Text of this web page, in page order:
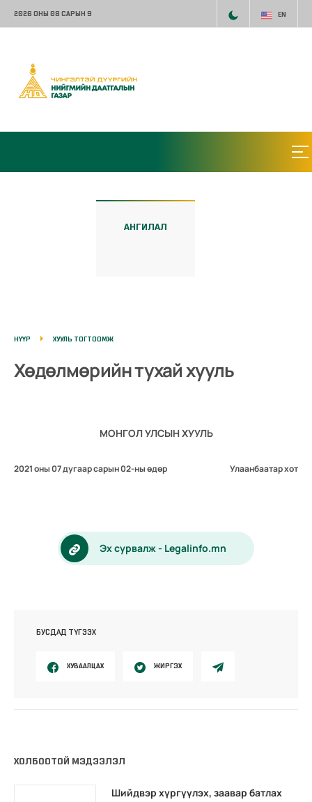
2026 ОНЫ 08 САРЫН 9 EN
АНГИЛАЛ
НҮҮР ХУУЛЬ ТОГТООМЖ
Хөдөлмөрийн тухай хууль
МОНГОЛ УЛСЫН ХУУЛЬ
2021 оны 07 дугаар сарын 02-ны өдөр Улаанбаатар хот
Эх сурвалж - Legalinfo.mn
БУСДАД ТҮГЭЭХ
ХУВААЛЦАХ ЖИРГЭХ
ХОЛБООТОЙ МЭДЭЭЛЭЛ
Шийдвэр хүргүүлэх, заавар батлах